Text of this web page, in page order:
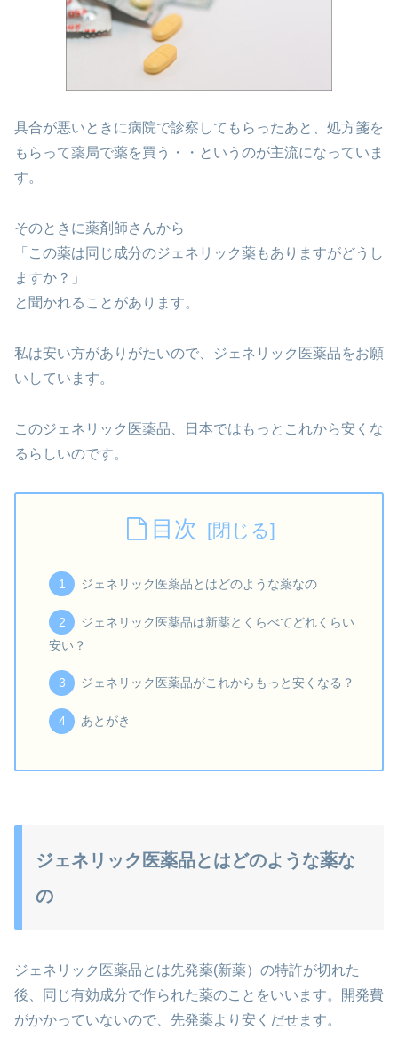
具合が悪いときに病院で診察してもらったあと、処方箋を
もらって薬局で薬を買う・・というのが主流になっていま
す。
そのときに薬剤師さんから
「この薬は同じ成分のジェネリック薬もありますがどうし
ますか？」
と聞かれることがあります。
私は安い方がありがたいので、ジェネリック医薬品をお願
いしています。
このジェネリック医薬品、日本ではもっとこれから安くな
るらしいのです。
目次
ジェネリック医薬品とはどのような薬なの
ジェネリック医薬品は新薬とくらべてどれくらい
安い？
ジェネリック医薬品がこれからもっと安くなる？
あとがき
ジェネリック医薬品とはどのような薬な
の
ジェネリック医薬品とは先発薬(新薬）の特許が切れた
後、同じ有効成分で作られた薬のことをいいます。開発費
がかかっていないので、先発薬より安くだせます。